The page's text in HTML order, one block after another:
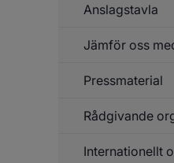
Anslagstavla
Jämför oss
Pressmaterial
Rådgivande
Internationellt